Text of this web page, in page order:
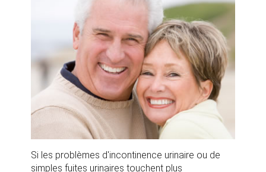
Si les problèmes d'incontinence urinaire ou de
simples fuites urinaires touchent plus